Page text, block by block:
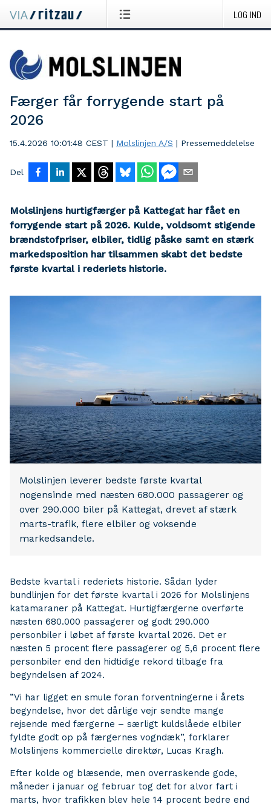
LOG IND
Færger får forrygende start på
2026
15.4.2026 10:01:48 CEST | Molslinjen A/S | Pressemeddelelse
Del
Molslinjens hurtigfærger på Kattegat har fået en
forrygende start på 2026. Kulde, voldsomt stigende
brændstofpriser, elbiler, tidlig påske samt en stærk
markedsposition har tilsammen skabt det bedste
første kvartal i rederiets historie.
Molslinjen leverer bedste første kvartal
nogensinde med næsten 680.000 passagerer og
over 290.000 biler på Kattegat, drevet af stærk
marts-trafik, flere elbiler og voksende
markedsandele.
Bedste kvartal i rederiets historie. Sådan lyder
bundlinjen for det første kvartal i 2026 for Molslinjens
katamaraner på Kattegat. Hurtigfærgerne overførte
næsten 680.000 passagerer og godt 290.000
personbiler i løbet af første kvartal 2026. Det er
næsten 5 procent flere passagerer og 5,6 procent flere
personbiler end den hidtidige rekord tilbage fra
begyndelsen af 2024.
”Vi har ligget en smule foran forventningerne i årets
begyndelse, hvor det dårlige vejr sendte mange
rejsende med færgerne – særligt kuldslåede elbiler
fyldte godt op på færgernes vogndæk”, forklarer
Molslinjens kommercielle direktør, Lucas Kragh.
Efter kolde og blæsende, men overraskende gode,
måneder i januar og februar tog det for alvor fart i
marts, hvor trafikken blev hele 14 procent bedre end